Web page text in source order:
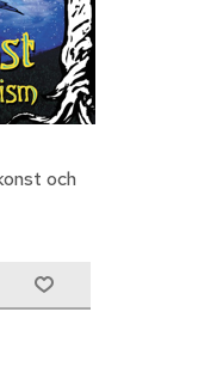
och